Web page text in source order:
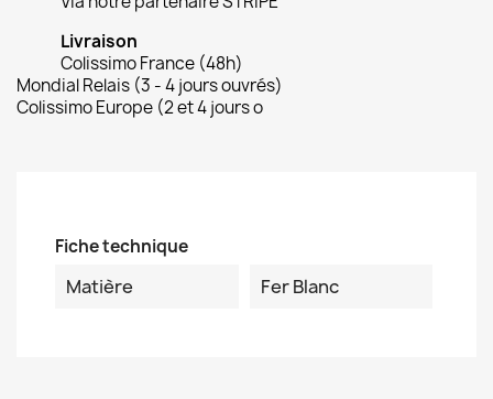
Livraison
Colissimo France (48h)
Mondial Relais (3 - 4 jours ouvrés)
Colissimo Europe (2 et 4 jours o
Fiche technique
Matière Fer Blanc